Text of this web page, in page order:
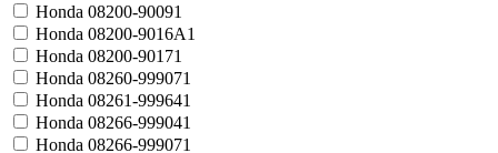
Honda 08200-90091
Honda 08200-9016A1
Honda 08200-90171
Honda 08260-999071
Honda 08261-999641
Honda 08266-999041
Honda 08266-999071